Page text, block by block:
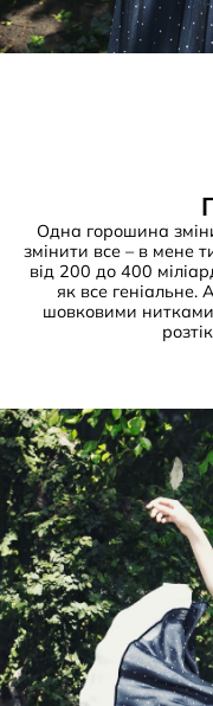
Одна горошина
змінити все – в мене
від 200 до 400
як все
шовковими